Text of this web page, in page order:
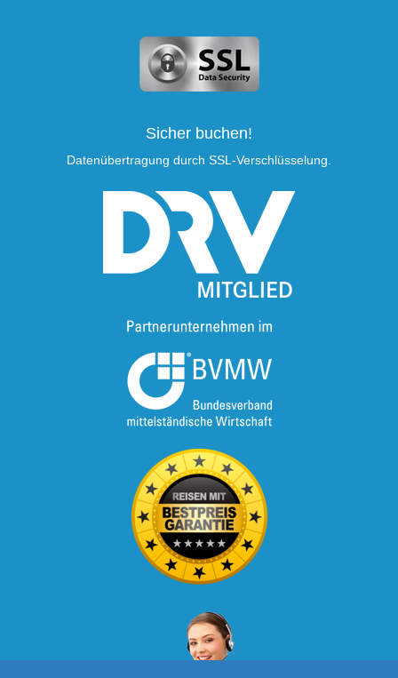
Sicher buchen!
Datenübertragung durch SSL-Verschlüsselung.